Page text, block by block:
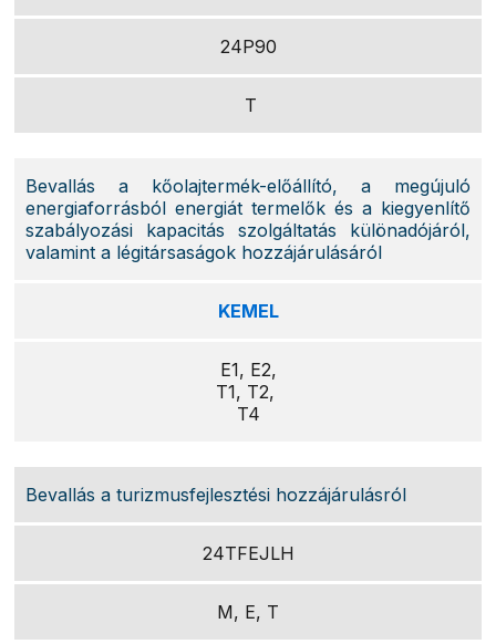
24P90
T
Bevallás a kőolajtermék-előállító, a megújuló
energiaforrásból energiát termelők és a kiegyenlítő
szabályozási kapacitás szolgáltatás különadójáról,
valamint a légitársaságok hozzájárulásáról
KEMEL
E1, E2,
T1, T2,
T4
Bevallás a turizmusfejlesztési hozzájárulásról
24TFEJLH
M, E, T